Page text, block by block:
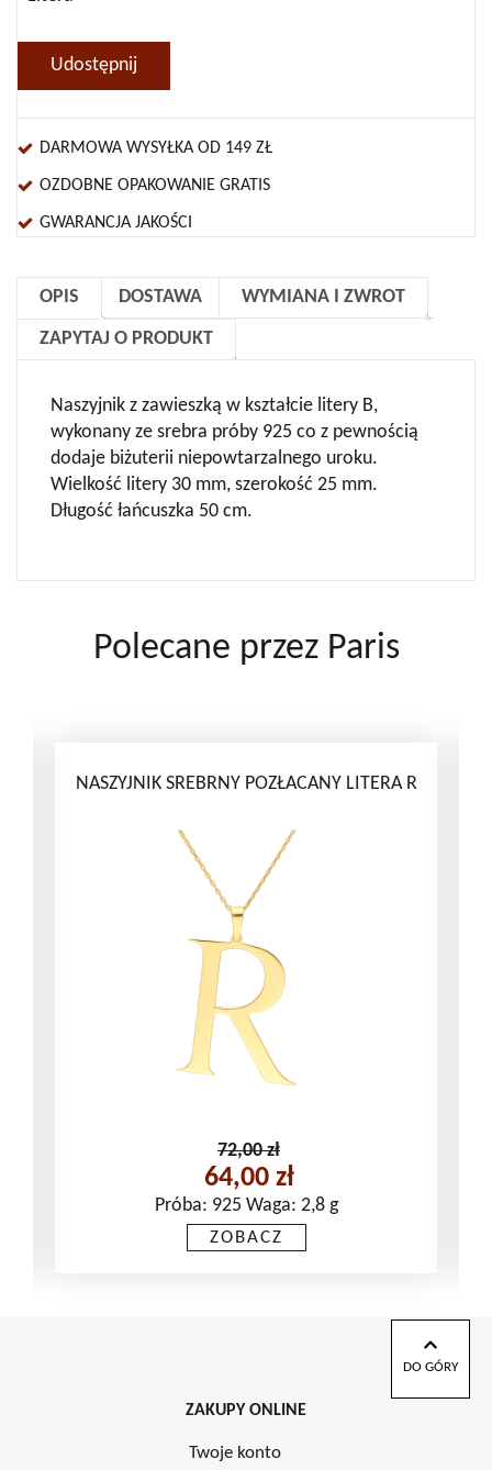
Udostępnij
DARMOWA WYSYŁKA OD 149 ZŁ
OZDOBNE OPAKOWANIE GRATIS
GWARANCJA JAKOŚCI
OPIS DOSTAWA
WYMIANA I ZWROT
ZAPYTAJ O PRODUKT
Naszyjnik z zawieszką w kształcie litery B,
wykonany ze srebra próby 925 co z pewnością
dodaje biżuterii niepowtarzalnego uroku.
Wielkość litery 30 mm, szerokość 25 mm.
Długość łańcuszka 50 cm.
Polecane przez Paris
NASZYJNIK SREBRNY POZŁACANY LITERA R
72,00zł
Pierwotna
cena
wynosiła:
72,00 zł.
64,00 zł
Aktualna
cena
wynosi:
Próba: 925 Waga: 2,8 g
ZOBACZ
ZAKUPY ONLINE
Twoje konto
DO GÓRY